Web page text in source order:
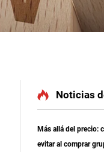
Noticias
Más allá del precio:
evitar al comprar